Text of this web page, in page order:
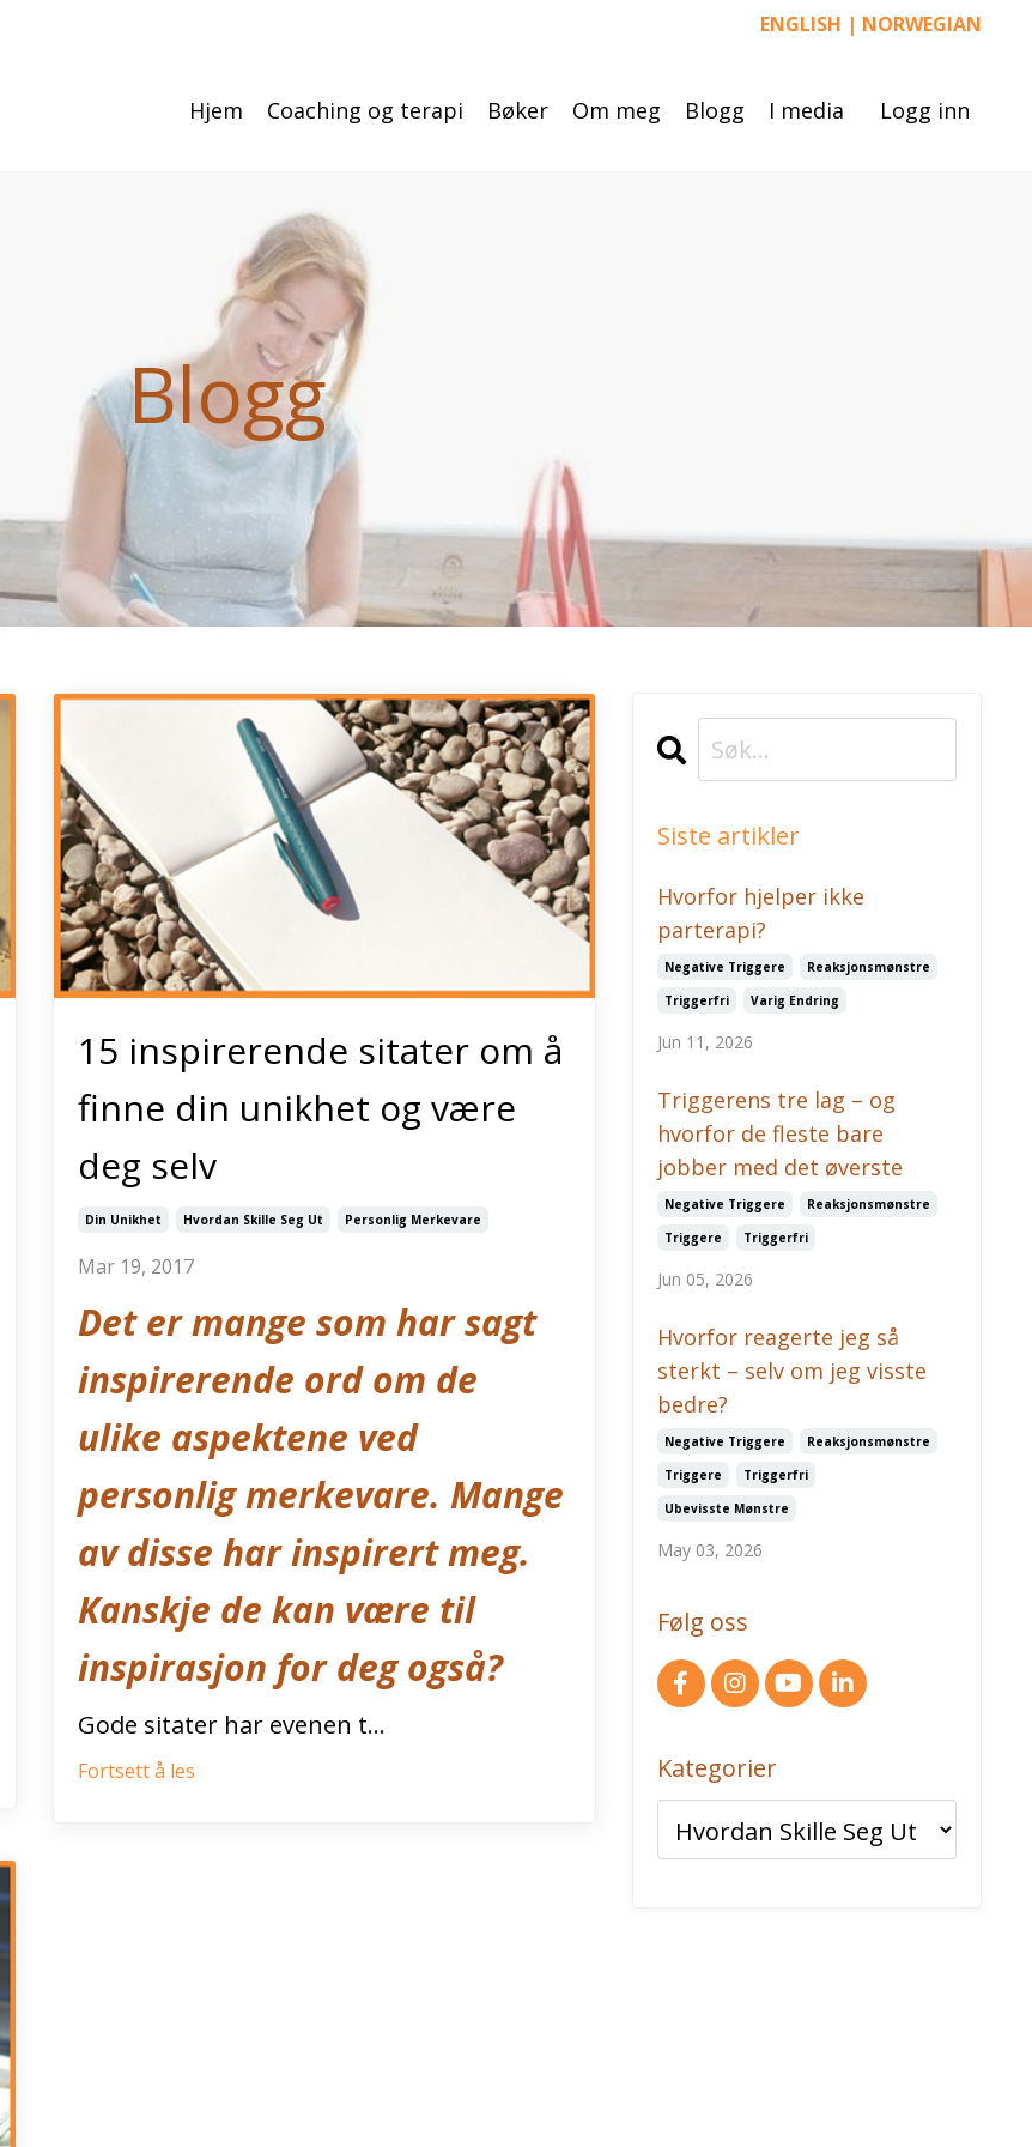
ENGLISH | NORWEGIAN
Hjem Coaching og terapi Bøker Om meg Blogg I media Logg inn
Blogg
15 inspirerende sitater om å
finne din unikhet og være
deg selv
Din Unikhet Hvordan Skille Seg Ut Personlig Merkevare
Mar 19, 2017
Det er mange som har sagt
inspirerende ord om de
ulike aspektene ved
personlig merkevare. Mange
av disse har inspirert meg.
Kanskje de kan være til
inspirasjon for deg også?
Gode sitater har evenen t...
Fortsett å les
Siste artikler
Hvorfor hjelper ikke
parterapi?
Negative Triggere
Reaksjonsmønstre
Triggerfri
Varig Endring
Jun 11, 2026
Triggerens tre lag – og
hvorfor de fleste bare
jobber med det øverste
Negative Triggere
Reaksjonsmønstre
Triggere
Triggerfri
Jun 05, 2026
Hvorfor reagerte jeg så
sterkt – selv om jeg visste
bedre?
Negative Triggere
Reaksjonsmønstre
Triggere
Triggerfri
Ubevisste Mønstre
May 03, 2026
Følg oss
Kategorier